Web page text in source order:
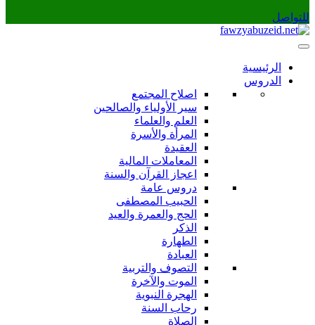
الرئيسية
الدروس
اصلاح المجتمع
سير الأولياء والصالحين
العلم والعلماء
المرأة والأسرة
العقيدة
المعاملات المالية
اعجاز القرآن والسنة
دروس عامة
الحبيب المصطفى
الحج والعمرة والعيد
الذكر
الطهارة
العبادة
التصوف والتربية
الموت والآخرة
الهجرة النبوية
رحاب السنة
الصلاة